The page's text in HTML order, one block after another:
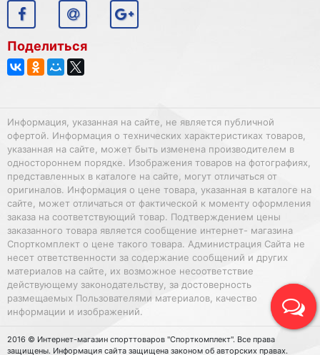
Поделиться
Информация, указанная на сайте, не является публичной
офертой. Информация о технических характеристиках товаров,
указанная на сайте, может быть изменена производителем в
одностороннем порядке. Изображения товаров на фотографиях,
представленных в каталоге на сайте, могут отличаться от
оригиналов. Информация о цене товара, указанная в каталоге на
сайте, может отличаться от фактической к моменту оформления
заказа на соответствующий товар. Подтверждением цены
заказанного товара является сообщение интернет- магазина
Спорткомплект о цене такого товара. Администрация Сайта не
несет ответственности за содержание сообщений и других
материалов на сайте, их возможное несоответствие
действующему законодательству, за достоверность
размещаемых Пользователями материалов, качество
информации и изображений.
2016 © Интернет-магазин спорттоваров "Спорткомплект". Все права
защищены. Информация сайта защищена законом об авторских правах.